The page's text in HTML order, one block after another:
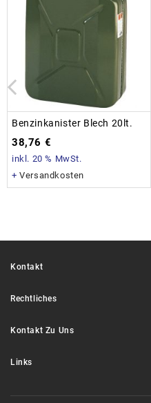
Benzinkanister Blech 20lt.
38,76 €
inkl. 20 % MwSt.
+Versandkosten
Kontakt
Rechtliches
Kontakt Zu Uns
Links